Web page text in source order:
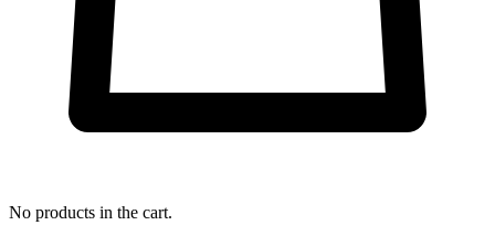
No products in the cart.